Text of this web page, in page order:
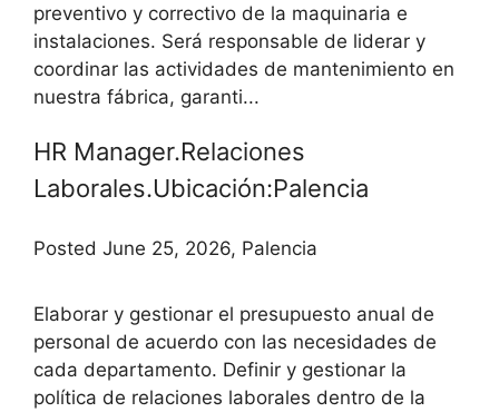
preventivo y correctivo de la maquinaria e
instalaciones. Será responsable de liderar y
coordinar las actividades de mantenimiento en
nuestra fábrica, garanti...
HR Manager.Relaciones
Laborales.Ubicación:Palencia
Posted June 25, 2026, Palencia
Elaborar y gestionar el presupuesto anual de
personal de acuerdo con las necesidades de
cada departamento. Definir y gestionar la
política de relaciones laborales dentro de la